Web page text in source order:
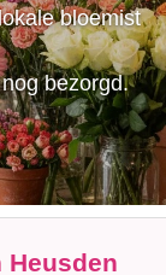
bloemist
bezorgd.
Heusden